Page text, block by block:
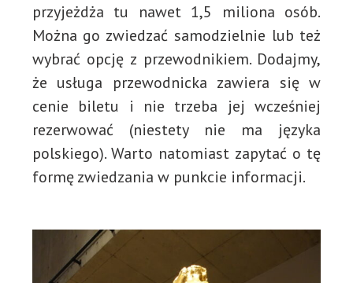
przyjeżdża tu nawet 1,5 miliona osób.
Można go zwiedzać samodzielnie lub też
wybrać opcję z przewodnikiem. Dodajmy,
że usługa przewodnicka zawiera się w
cenie biletu i nie trzeba jej wcześniej
rezerwować (niestety nie ma języka
polskiego). Warto natomiast zapytać o tę
formę zwiedzania w punkcie informacji.